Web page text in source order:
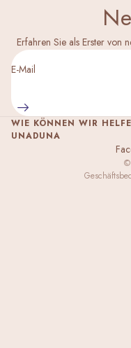
Erfahren Sie als Erster von
E-Mail
WIE KÖNNEN WIR
UNADUNA
Impressum
Widerrufsrecht
AGB